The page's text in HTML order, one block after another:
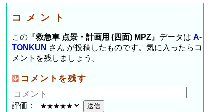
コメント
この『救急車 点景・計画用 (四面) MPZ 』データはA-
TONKUN さん が投稿したものです。気に入ったらコ
メントを残しましょう。
コメントを残す
評価：